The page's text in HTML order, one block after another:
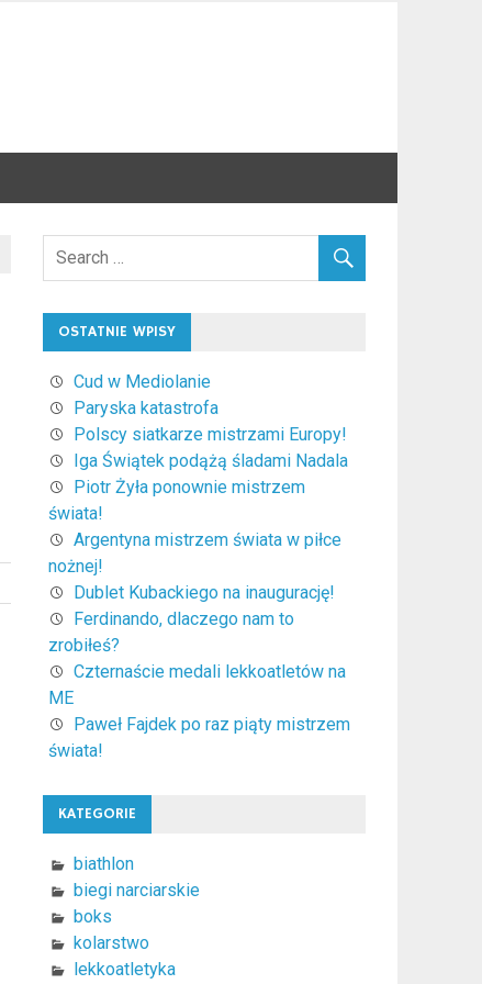
OSTATNIE WPISY
Cud w Mediolanie
Paryska katastrofa
Polscy siatkarze mistrzami Europy!
Iga Świątek podążą śladami Nadala
Piotr Żyła ponownie mistrzem
świata!
Argentyna mistrzem świata w piłce
nożnej!
Dublet Kubackiego na inaugurację!
Ferdinando, dlaczego nam to
zrobiłeś?
Czternaście medali lekkoatletów na
ME
Paweł Fajdek po raz piąty mistrzem
świata!
KATEGORIE
biathlon
biegi narciarskie
boks
kolarstwo
lekkoatletyka